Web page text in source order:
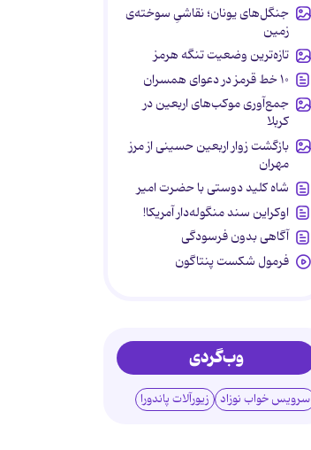
جنگل‌های یونان؛ نقاشیِ سوخته‌ی
زمین
تازه‌ترین وضعیت تنگه هرمز
۱۰ خط قرمز در دعوای همسران
جمع‌آوری موکب‌های اربعین در
کربلا
بازگشت زوار اربعین حسینی از مرز
مهران
شاه کلید دوستی با حضرت امیر
اوکراین سند منگوله‌دار آمریکا!
آگاهی بدون فرسودگی
فرمول شکست پنتاگون
وب‌گردی
سرویس خواب نوزاد زیورآلات پاندورا